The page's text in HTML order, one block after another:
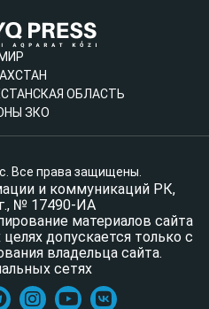
МИР
ОБЛАСТЬ
ЗКО
Все права защищены.
и коммуникаций РК,
№ 17490-ИА
материалов сайта
допускается только с
владельца сайта.
сетях